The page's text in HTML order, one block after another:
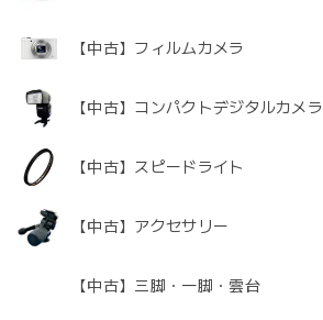
【中古】フィルムカメラ
【中古】コンパクトデジタルカメラ
【中古】スピードライト
【中古】アクセサリー
【中古】三脚・一脚・雲台